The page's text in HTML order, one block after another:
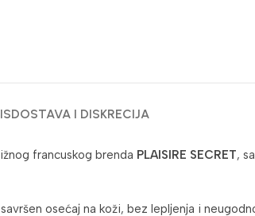
DOSTAVA I DISKRECIJA
francuskog brenda PLAISIRE SECRET,
osećaj na koži, bez lepljenja i